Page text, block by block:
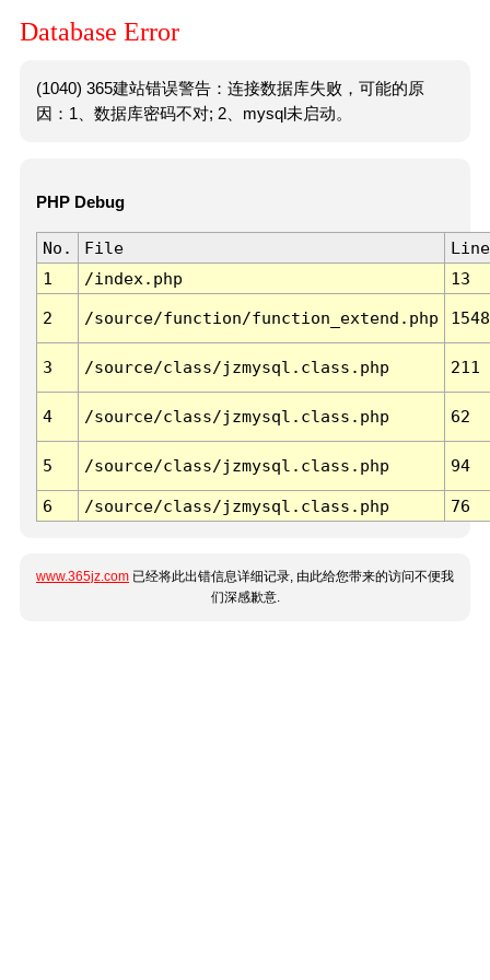
Database Error
(1040) 365建站错误警告：连接数据库失败，可能的原
因：1、数据库密码不对; 2、mysql未启动。
PHP Debug
No. File
Line
1
/index.php 13
2 /source/function/function_extend.php 1548
3 /source/class/jzmysql.class.php 211
4 /source/class/jzmysql.class.php 62
5 /source/class/jzmysql.class.php 94
6 /source/class/jzmysql.class.php 76
www.365jz.com 已经将此出错信息详细记录, 由此给您带来的访问不便我
们深感歉意.